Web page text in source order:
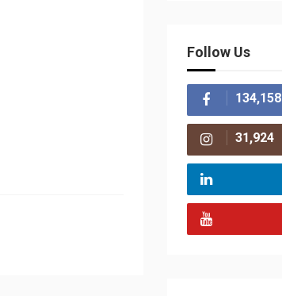
Follow Us
134,158
31,924